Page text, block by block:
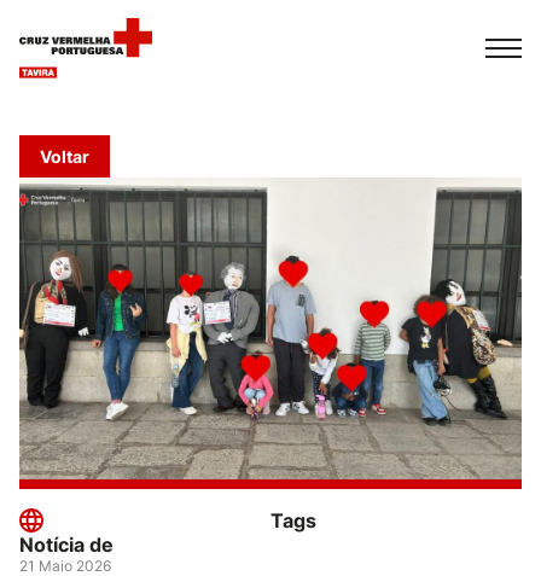
Voltar
Notícia de
21 Maio 2026
Tags